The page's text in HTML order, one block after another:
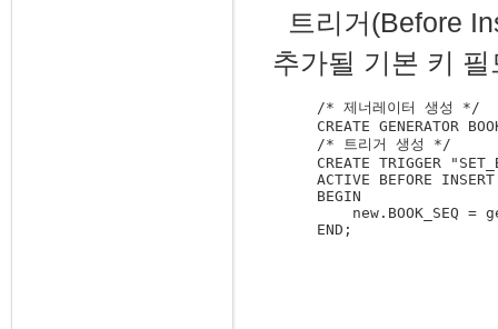
트리거(Before
추가될 기본 키
/* 제너레이터 생성 */
CREATE GENERATOR
/* 트리거 생성 */
CREATE TRIGGER
ACTIVE BEFORE
BEGIN
new.BOOK_SEQ =
END;